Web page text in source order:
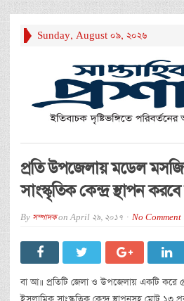
Sunday, August 09, 2026
প্রতি উপজেলায় মডেল
সাংস্কৃতিক কেন্দ্র স্থাপন
By সম্পাদকonApril 29, 2017 No Comment
বা আ॥ প্রতিটি জেলা ও উপজেলায় একটি